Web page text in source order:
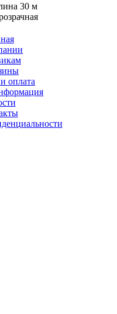
30 м
оплата